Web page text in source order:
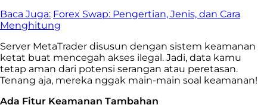
Baca Juga: Forex Swap: Pengertian, Jenis, dan Cara
Menghitung
Server MetaTrader disusun dengan sistem keamanan
ketat buat mencegah akses ilegal. Jadi, data kamu
tetap aman dari potensi serangan atau peretasan.
Tenang aja, mereka nggak main-main soal keamanan!
Ada Fitur Keamanan Tambahan